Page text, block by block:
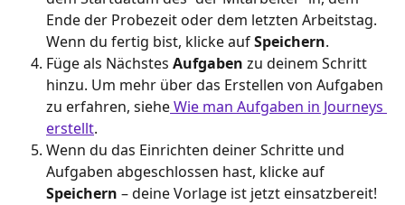
Ende der Probezeit oder dem letzten Arbeitstag.
Wenn du fertig bist, klicke auf Speichern.
Füge als Nächstes Aufgaben zu deinem Schritt
hinzu. Um mehr über das Erstellen von Aufgaben
zu erfahren, siehe Wie man Aufgaben in Journeys
erstellt.
Wenn du das Einrichten deiner Schritte und
Aufgaben abgeschlossen hast, klicke auf
Speichern – deine Vorlage ist jetzt einsatzbereit!